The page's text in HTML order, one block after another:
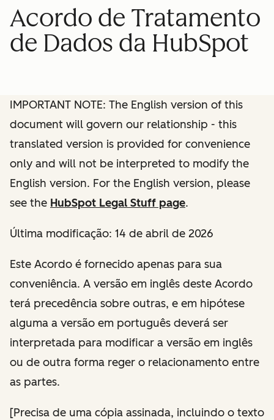
Acordo de Tratamento
de Dados da HubSpot
IMPORTANT NOTE: The English version of this
document will govern our relationship - this
translated version is provided for convenience
only and will not be interpreted to modify the
English version. For the English version, please
see the HubSpot Legal Stuff page.
Última modificação: 14 de abril de 2026
Este Acordo é fornecido apenas para sua
conveniência. A versão em inglês deste Acordo
terá precedência sobre outras, e em hipótese
alguma a versão em português deverá ser
interpretada para modificar a versão em inglês
ou de outra forma reger o relacionamento entre
as partes.
[Precisa de uma cópia assinada, incluindo o texto